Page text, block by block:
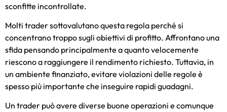
sconfitte incontrollate.
Molti trader sottovalutano questa regola perché si
concentrano troppo sugli obiettivi di profitto. Affrontano una
sfida pensando principalmente a quanto velocemente
riescono a raggiungere il rendimento richiesto. Tuttavia, in
un ambiente finanziato, evitare violazioni delle regole è
spesso più importante che inseguire rapidi guadagni.
Un trader può avere diverse buone operazioni e comunque